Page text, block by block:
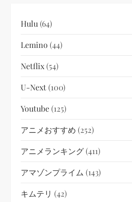
Hulu (64)
Lemino (44)
Netflix(54)
U-Next(100)
Youtube(125)
アニメおすすめ (252)
アニメランキング(411)
アマゾンプライム (143)
キムテリ (42)